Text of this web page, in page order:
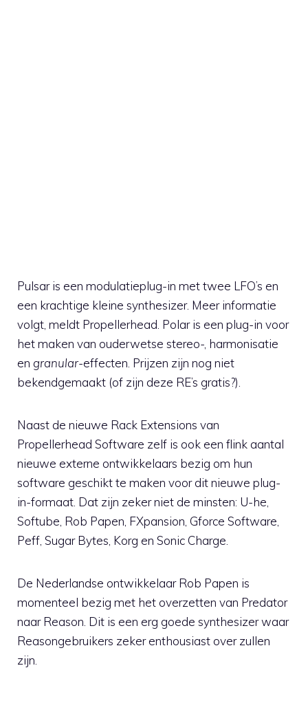
Pulsar is een modulatieplug-in met twee LFO’s en
een krachtige kleine synthesizer. Meer informatie
volgt, meldt Propellerhead. Polar is een plug-in voor
het maken van ouderwetse stereo-, harmonisatie
en granular-effecten. Prijzen zijn nog niet
bekendgemaakt (of zijn deze RE’s gratis?).
Naast de nieuwe Rack Extensions van
Propellerhead Software zelf is ook een flink aantal
nieuwe externe ontwikkelaars bezig om hun
software geschikt te maken voor dit nieuwe plug-
in-formaat. Dat zijn zeker niet de minsten: U-he,
Softube, Rob Papen, FXpansion, Gforce Software,
Peff, Sugar Bytes, Korg en Sonic Charge.
De Nederlandse ontwikkelaar Rob Papen is
momenteel bezig met het overzetten van Predator
naar Reason. Dit is een erg goede synthesizer waar
Reasongebruikers zeker enthousiast over zullen
zijn.